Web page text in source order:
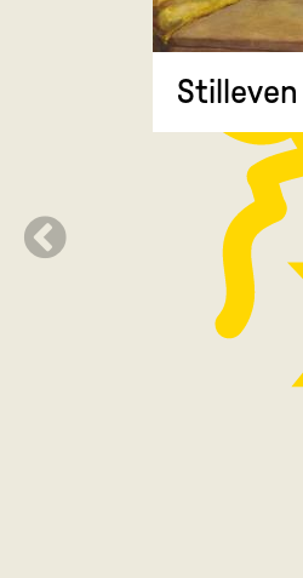
Stilleven